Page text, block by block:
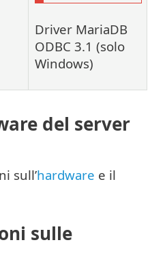
Driver MariaDB
ODBC 3.1 (solo
Windows)
del server
sull’hardware e il
sulle